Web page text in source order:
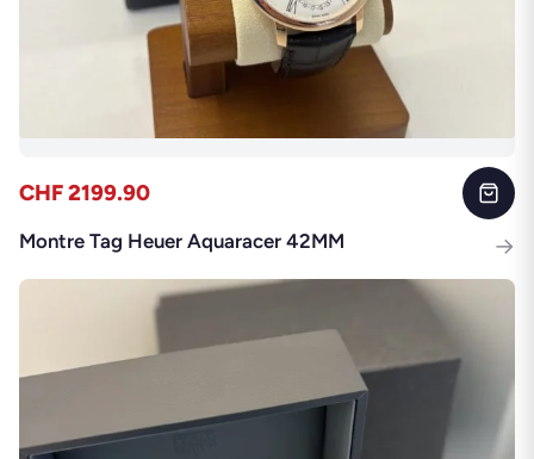
CHF 2199.90
Montre Tag Heuer Aquaracer 42MM →